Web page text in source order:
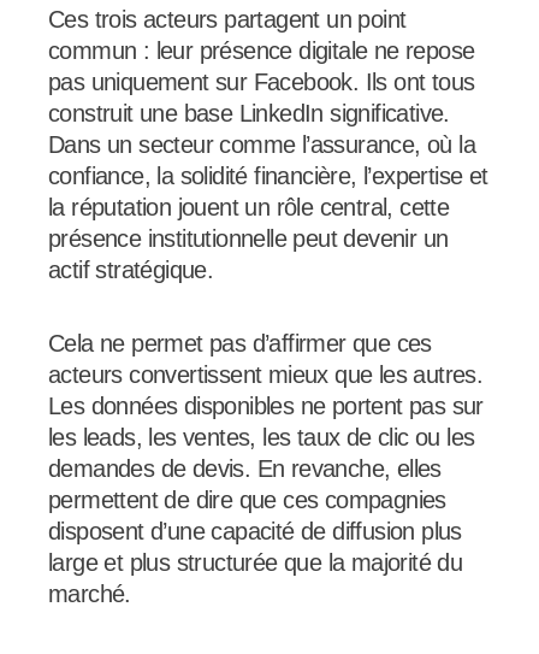
Ces trois acteurs partagent un point
commun : leur présence digitale ne repose
pas uniquement sur Facebook. Ils ont tous
construit une base LinkedIn significative.
Dans un secteur comme l’assurance, où la
confiance, la solidité financière, l’expertise et
la réputation jouent un rôle central, cette
présence institutionnelle peut devenir un
actif stratégique.
Cela ne permet pas d’affirmer que ces
acteurs convertissent mieux que les autres.
Les données disponibles ne portent pas sur
les leads, les ventes, les taux de clic ou les
demandes de devis. En revanche, elles
permettent de dire que ces compagnies
disposent d’une capacité de diffusion plus
large et plus structurée que la majorité du
marché.